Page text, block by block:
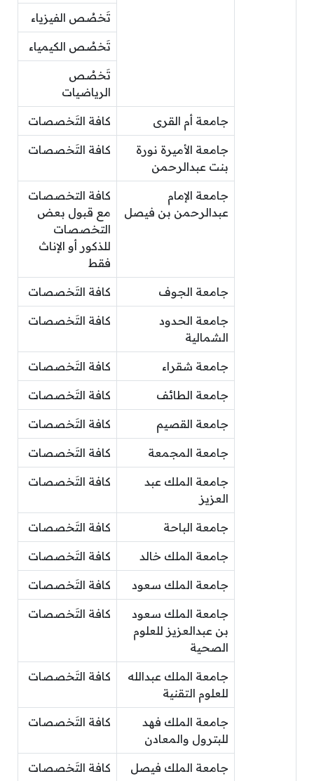
تَخصُص الفيزياء
تَخصُص الكيمياء
تَخصُص
الرياضيات
جامعة أم القرى كافة التَخصصات
جامعة الأميرة نورة
بنت عبدالرحمن
كافة التَخصصات
جامعة الإمام
عبدالرحمن بن فيصل
كافة التخصصات
مع قبول بعض
التخصصات
للذكور أو الإناث
فقط
جامعة الجوف كافة التَخصصات
جامعة الحدود
الشمالية
كافة التَخصصات
جامعة شقراء كافة التَخصصات
جامعة الطائف كافة التَخصصات
جامعة القصيم كافة التَخصصات
جامعة المجمعة كافة التَخصصات
جامعة الملك عبد
العزيز
كافة التَخصصات
جامعة الباحة كافة التَخصصات
جامعة الملك خالد كافة التَخصصات
جامعة الملك سعود كافة التَخصصات
جامعة الملك سعود
بن عبدالعزيز للعلوم
الصحية
كافة التَخصصات
جامعة الملك عبدالله
للعلوم التقنية
كافة التَخصصات
جامعة الملك فهد
للبترول والمعادن
كافة التَخصصات
جامعة الملك فيصل كافة التَخصصات